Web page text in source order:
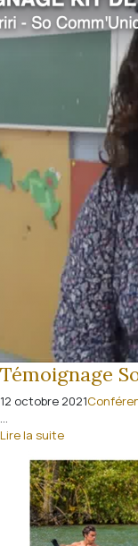
Témoignage
12 octobre 2021
...
Lire la suite